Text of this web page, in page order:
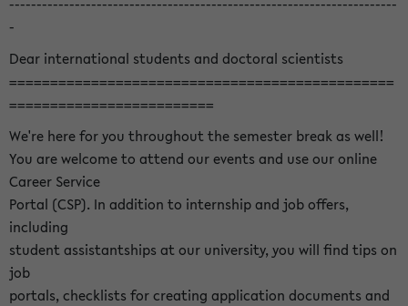
-
Dear international students and doctoral scientists
===============================================
=========================
We're here for you throughout the semester break as well!
You are welcome to attend our events and use our online
Career Service
Portal (CSP). In addition to internship and job offers,
including
student assistantships at our university, you will find tips on
job
portals, checklists for creating application documents and